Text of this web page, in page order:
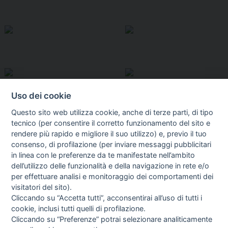
I libri Vedi tutti
Uso dei cookie
Questo sito web utilizza cookie, anche di terze parti, di tipo
tecnico (per consentire il corretto funzionamento del sito e
rendere più rapido e migliore il suo utilizzo) e, previo il tuo
consenso, di profilazione (per inviare messaggi pubblicitari
in linea con le preferenze da te manifestate nell’ambito
dell’utilizzo delle funzionalità e della navigazione in rete e/o
per effettuare analisi e monitoraggio dei comportamenti dei
visitatori del sito).
Cliccando su “Accetta tutti”, acconsentirai all’uso di tutti i
cookie, inclusi tutti quelli di profilazione.
Cliccando su “Preferenze” potrai selezionare analiticamente